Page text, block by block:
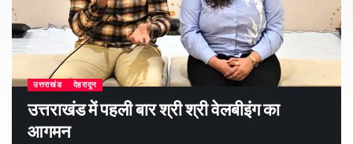
उत्तराखंड देहरादून
उत्तराखंड में पहली बार श्री श्री वेलबीइंग का
आगमन